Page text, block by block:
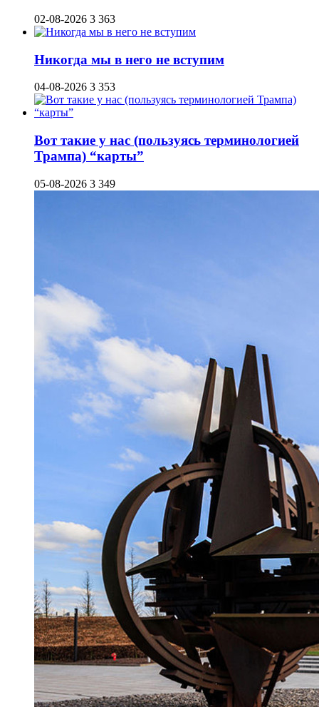
02-08-2026 3 363
Никогда мы в него не вступим
04-08-2026 3 353
Вот такие у нас (пользуясь терминологией
Трампа) “карты”
05-08-2026 3 349